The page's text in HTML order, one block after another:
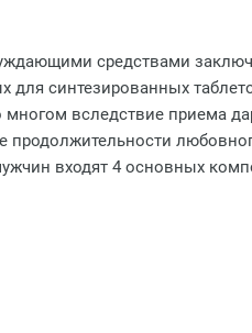
средствами
для синтезированных
вследствие приема
продолжительности
входят 4 основных